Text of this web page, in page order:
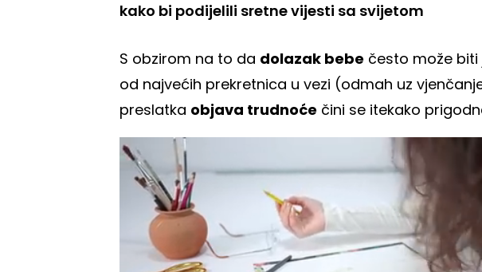
kako bi podijelili sretne vijesti sa svijetom
S obzirom na to da dolazak bebe često može biti
od najvećih prekretnica u vezi (odmah uz
preslatka objava trudnoće čini se itekako